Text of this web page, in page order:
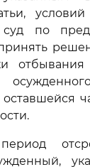
суд по